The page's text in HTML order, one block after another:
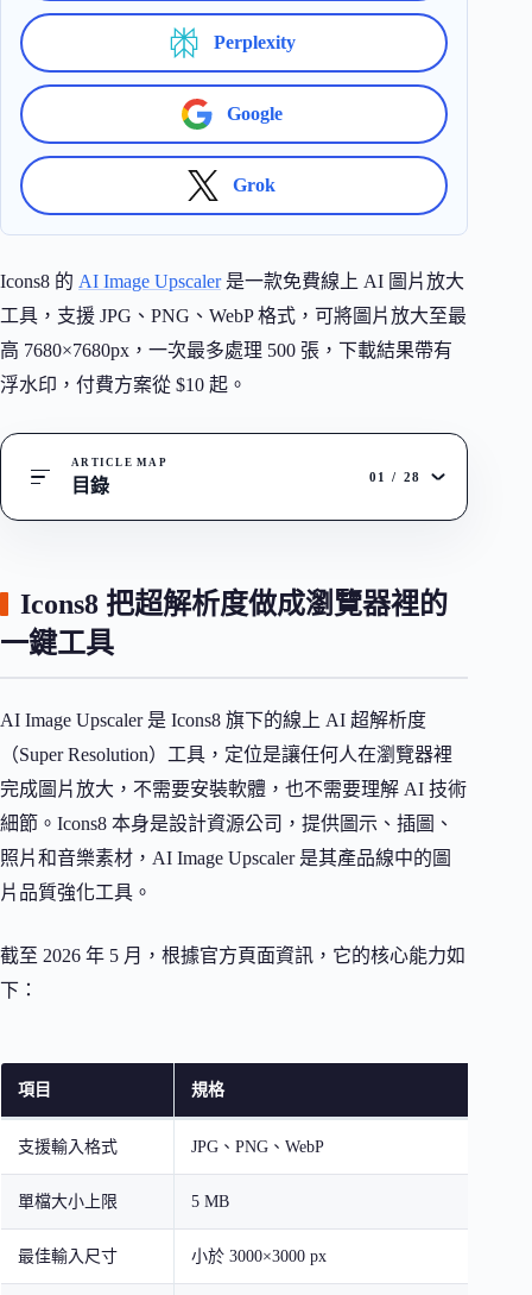
Perplexity
Google
Grok
Icons8 的 AI Image Upscaler是一款免費線上 AI 圖片放大
工具，支援 JPG、PNG、WebP 格式，可將圖片放大至最
高 7680×7680px，一次最多處理 500 張，下載結果帶有
浮水印，付費方案從 $10 起。
ARTICLE MAP
目錄 01 / 28
Icons8 把超解析度做成瀏覽器裡的
一鍵工具
AI Image Upscaler 是 Icons8 旗下的線上 AI 超解析度
（Super Resolution）工具，定位是讓任何人在瀏覽器裡
完成圖片放大，不需要安裝軟體，也不需要理解 AI 技術
細節。Icons8 本身是設計資源公司，提供圖示、插圖、
照片和音樂素材，AI Image Upscaler 是其產品線中的圖
片品質強化工具。
截至 2026 年 5 月，根據官方頁面資訊，它的核心能力如
下：
項目 規格
支援輸入格式 JPG、PNG、WebP
單檔大小上限 5 MB
最佳輸入尺寸 小於 3000×3000 px